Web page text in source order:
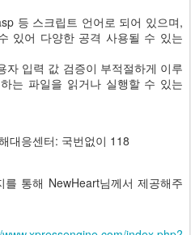
등 스크립트 언어로 되어 있으며,
있어 다양한 공격 사용될 수 있는
입력 값 검증이 부적절하게 이루
는 파일을 읽거나 실행할 수 있는
대응센터: 국번없이 118
통해 NewHeart님께서 제공해주